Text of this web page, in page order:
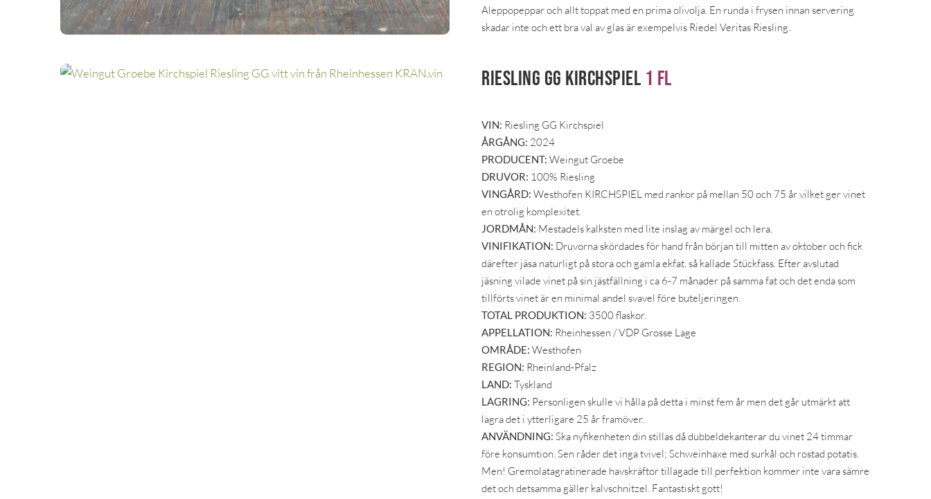
Aleppopeppar och allt toppat med en prima olivolja. En runda i frysen innan servering
skadar inte och ett bra val av glas är exempelvis Riedel Veritas Riesling.
Riesling GG Kirchspiel 1 fl
VIN: Riesling GG Kirchspiel
ÅRGÅNG: 2024
PRODUCENT: Weingut Groebe
DRUVOR: 100% Riesling
VINGÅRD: Westhofen KIRCHSPIEL med rankor på mellan 50 och 75 år vilket ger vinet
en otrolig komplexitet.
JORDMÅN: Mestadels kalksten med lite inslag av märgel och lera.
VINIFIKATION: Druvorna skördades för hand från början till mitten av oktober och fick
därefter jäsa naturligt på stora och gamla ekfat, så kallade Stückfass. Efter avslutad
jäsning vilade vinet på sin jästfällning i ca 6-7 månader på samma fat och det enda som
tillförts vinet är en minimal andel svavel före buteljeringen.
TOTAL PRODUKTION: 3500 flaskor.
APPELLATION: Rheinhessen / VDP Grosse Lage
OMRÅDE:Westhofen
REGION: Rheinland-Pfalz
LAND: Tyskland
LAGRING: Personligen skulle vi hålla på detta i minst fem år men det går utmärkt att
lagra det i ytterligare 25 år framöver.
ANVÄNDNING: Ska nyfikenheten din stillas då dubbeldekanterar du vinet 24 timmar
före konsumtion. Sen råder det inga tvivel; Schweinhaxe med surkål och rostad potatis.
Men! Gremolatagratinerade havskräftor tillagade till perfektion kommer inte vara sämre
det och detsamma gäller kalvschnitzel. Fantastiskt gott!